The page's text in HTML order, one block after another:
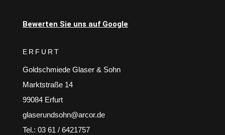
Bewerten Sie uns auf Google
ERFURT
Goldschmiede Glaser & Sohn
Marktstraße 14
99084 Erfurt
glaserundsohn@arcor.de
Tel.: 03 61 / 6421757